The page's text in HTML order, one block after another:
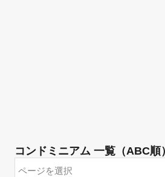
コンドミニアム 一覧（ABC順）